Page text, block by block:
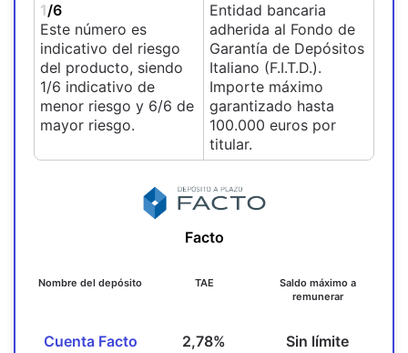
1/6
Este número es
indicativo del riesgo
del producto, siendo
1/6 indicativo de
menor riesgo y 6/6 de
mayor riesgo.
Entidad bancaria
adherida al Fondo de
Garantía de Depósitos
Italiano (F.I.T.D.).
Importe máximo
garantizado hasta
100.000 euros por
titular.
Facto
Nombre del depósito
Cuenta Facto
TAE
2,78%
Saldo máximo a
remunerar
Sin límite